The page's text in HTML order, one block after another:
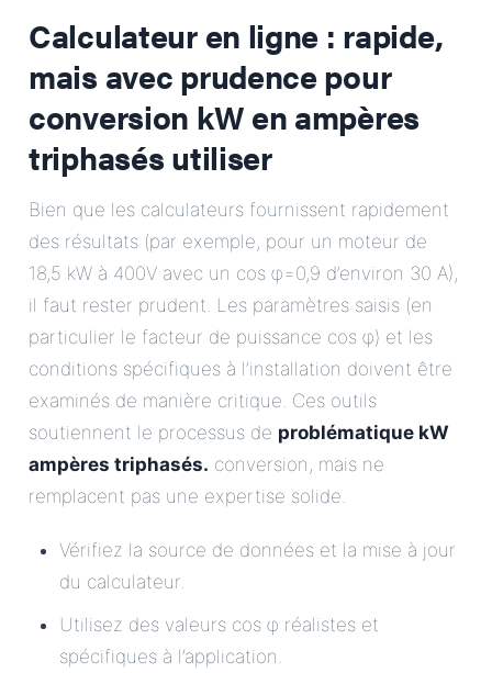
Calculateur en ligne : rapide,
mais avec prudence pour
conversion kW en ampères
triphasésutiliser
Bien que les calculateurs fournissent rapidement
des résultats (par exemple, pour un moteur de
18,5 kW à 400V avec un cos φ=0,9 d’environ 30 A),
il faut rester prudent. Les paramètres saisis (en
particulier le facteur de puissance cos φ) et les
conditions spécifiques à l’installation doivent être
examinés de manière critique. Ces outils
soutiennent le processus de problématique kW
ampères triphasés. conversion, mais ne
remplacent pas une expertise solide.
Vérifiez la source de données et la mise à jour
du calculateur.
Utilisez des valeurs cos φ réalistes et
spécifiques à l’application.